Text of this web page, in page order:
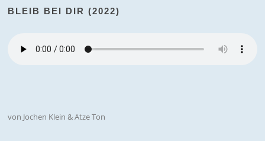
BLEIB BEI DIR (2022)
von Jochen Klein & Atze Ton